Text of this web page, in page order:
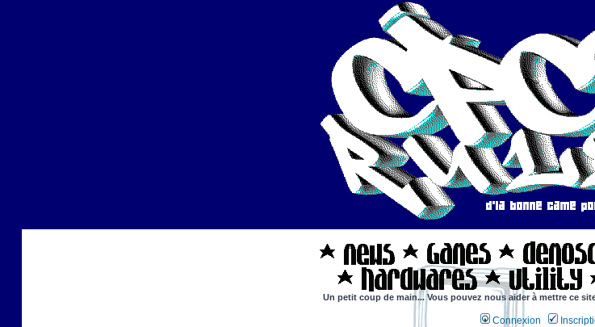
Un petit coup de main... Vous pouvez nous aider à mettre ce
Connexion